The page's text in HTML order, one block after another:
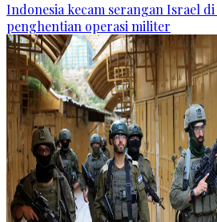
Indonesia kecam serangan Israel di
penghentian operasi militer